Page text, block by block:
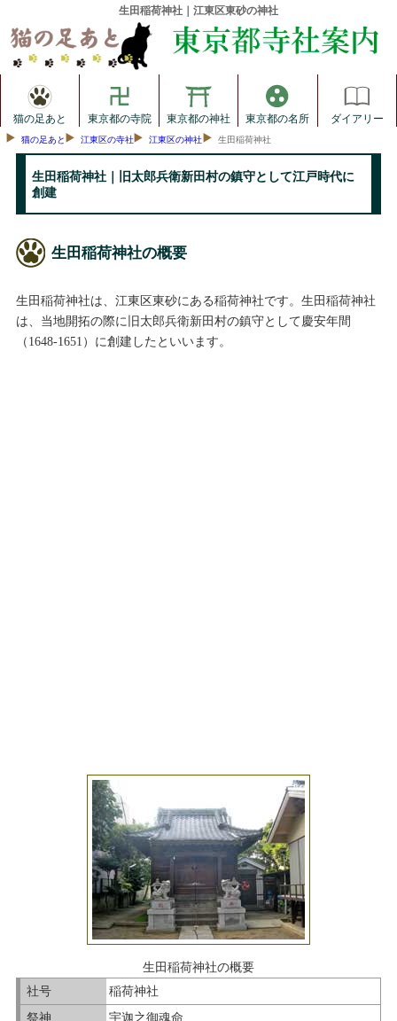
生田稲荷神社｜江東区東砂の神社
猫の足あと 東京都の寺院 東京都の神社 東京都の名所 ダイアリー
猫の足あと 江東区の寺社 江東区の神社 生田稲荷神社
生田稲荷神社｜旧太郎兵衛新田村の鎮守として江戸時代に
創建
生田稲荷神社の概要
生田稲荷神社は、江東区東砂にある稲荷神社です。生田稲荷神社
は、当地開拓の際に旧太郎兵衛新田村の鎮守として慶安年間
（1648-1651）に創建したといいます。
生田稲荷神社の概要
社号
稲荷神社
祭神
宇迦之御魂命